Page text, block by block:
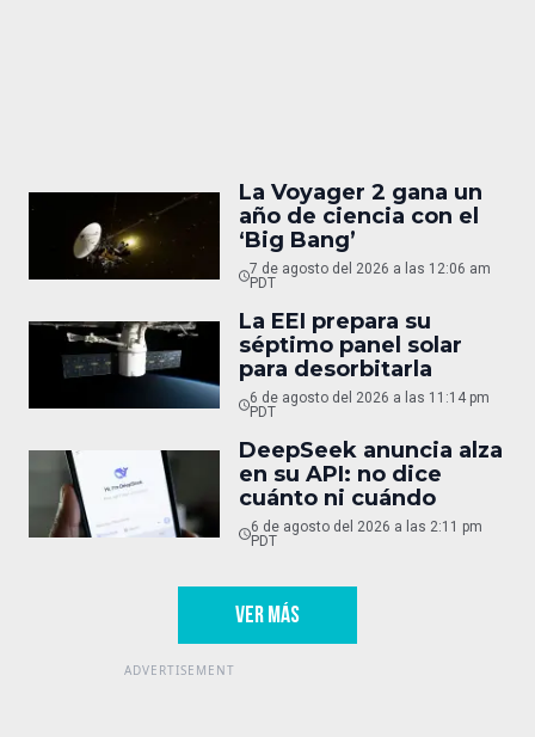
La Voyager 2 gana un
año de ciencia con el
‘Big Bang’
7 de agosto del 2026 a las 12:06 am
PDT
La EEI prepara su
séptimo panel solar
para desorbitarla
6 de agosto del 2026 a las 11:14 pm
PDT
DeepSeek anuncia alza
en su API: no dice
cuánto ni cuándo
6 de agosto del 2026 a las 2:11 pm
PDT
VER MÁS